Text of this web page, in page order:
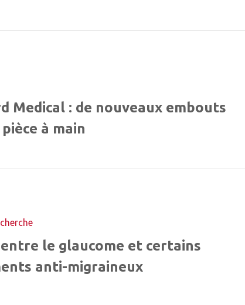
Medical : de nouveaux embouts
à main
le glaucome et certains
anti-migraineux